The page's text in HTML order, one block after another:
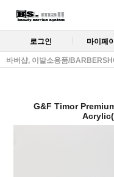
로그인 마이페
바버샵, 이발소용품/
G&F Timor